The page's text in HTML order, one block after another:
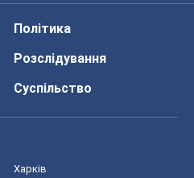
Політика
Розслідування
Суспільство
Харків